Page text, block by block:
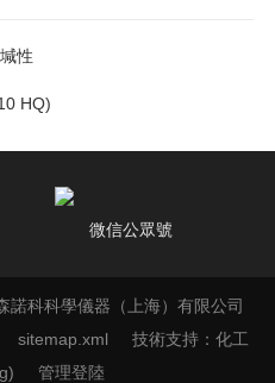
性
HQ)
微信公眾號
科科學儀器（上海）有限公司
sitemap.xml 技術支持： 化工
管理登陸